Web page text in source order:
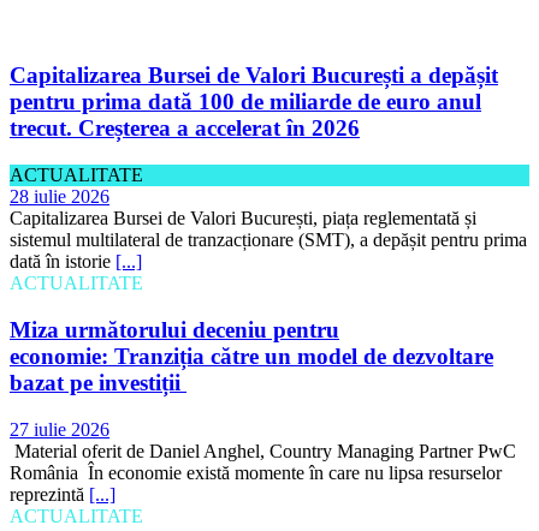
Capitalizarea Bursei de Valori București a depășit
pentru prima dată 100 de miliarde de euro anul
trecut. Creșterea a accelerat în 2026
ACTUALITATE
28 iulie 2026
Capitalizarea Bursei de Valori București, piața reglementată și
sistemul multilateral de tranzacționare (SMT), a depășit pentru prima
dată în istorie [...]
ACTUALITATE
Miza următorului deceniu pentru
economie: Tranziția către un model de dezvoltare
bazat pe investiții
27 iulie 2026
Material oferit de Daniel Anghel, Country Managing Partner PwC
România În economie există momente în care nu lipsa resurselor
reprezintă [...]
ACTUALITATE